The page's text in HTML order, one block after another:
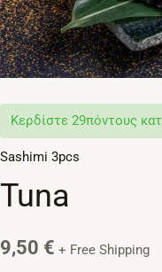
Κερδίστε 29πόντους
Sashimi 3pcs
Tuna
9,50 € + Free Shipping